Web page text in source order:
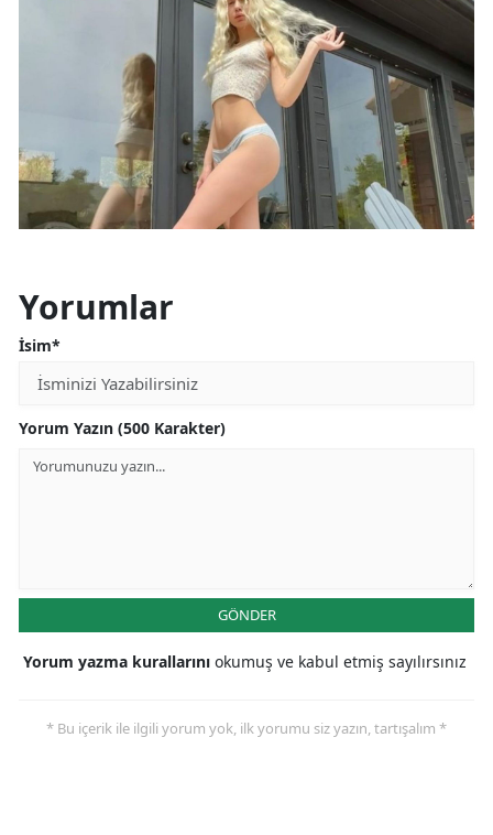
Yorumlar
İsim*
Yorum Yazın (500 Karakter)
GÖNDER
Yorum yazma kurallarını okumuş ve kabul etmiş sayılırsınız
* Bu içerik ile ilgili yorum yok, ilk yorumu siz yazın, tartışalım *